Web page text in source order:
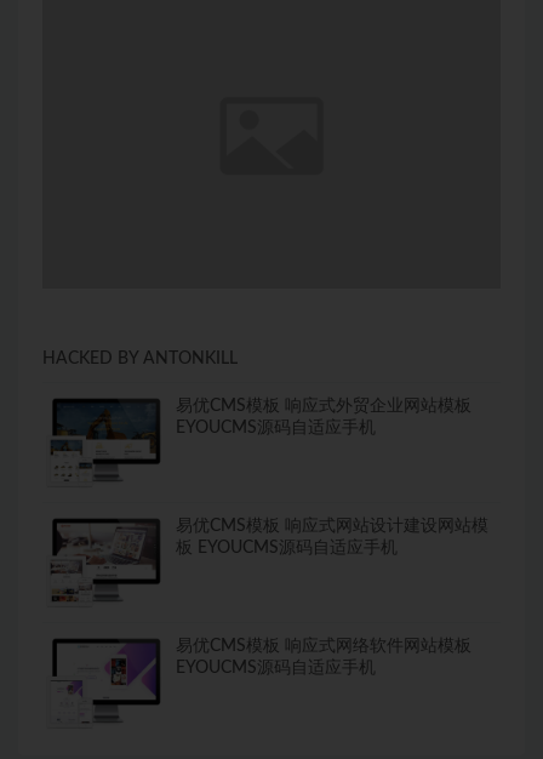
HACKED BY ANTONKILL
易优CMS模板 响应式外贸企业网站模板
EYOUCMS源码自适应手机
易优CMS模板 响应式网站设计建设网站模
板 EYOUCMS源码自适应手机
易优CMS模板 响应式网络软件网站模板
EYOUCMS源码自适应手机